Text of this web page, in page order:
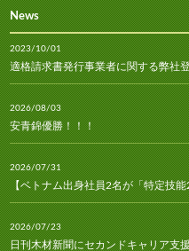
News
2023/10/01
適格請求書発行事業者に関する弊社
2026/08/03
安青錦優勝！！！
2026/07/31
【ベトナム出身社員2名が「特定技
2026/07/23
日刊木材新聞にセカンドキャリア支